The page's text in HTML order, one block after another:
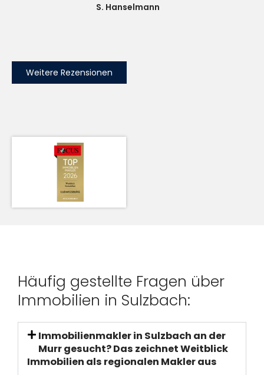
S. Hanselmann
Weitere Rezensionen
Häufig gestellte Fragen über
Immobilien in Sulzbach:
Immobilienmakler in Sulzbach an der
Murr gesucht? Das zeichnet Weitblick
Immobilien als regionalen Makler aus